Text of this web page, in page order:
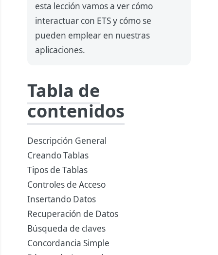
esta lección vamos a ver cómo
interactuar con ETS y cómo se
pueden emplear en nuestras
aplicaciones.
Tabla de
contenidos
Descripción General
Creando Tablas
Tipos de Tablas
Controles de Acceso
Insertando Datos
Recuperación de Datos
Búsqueda de claves
Concordancia Simple